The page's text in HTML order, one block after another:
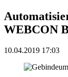
WEBCON
10.04.2019 17:03